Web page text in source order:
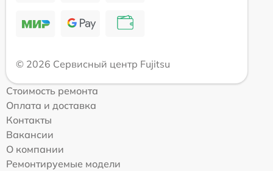
© 2026 Сервисный центр Fujitsu
Стоимость ремонта
Оплата и доставка
Контакты
Вакансии
О компании
Ремонтируемые модели